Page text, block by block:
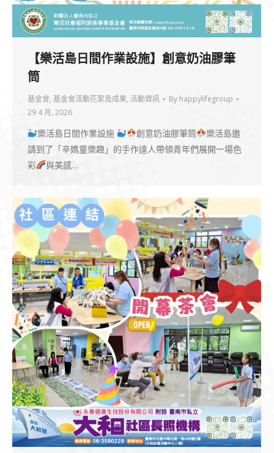
【樂活島日間作業設施】創意奶油膠筆
筒
基金會, 基金會活動花絮及成果, 活動資訊 By happylifegroup
29 4 月, 2026
樂活島日間作業設施 創意奶油膠筆筒
樂活島邀
請到了「辛媽童樂趣」的手作達人帶領青年們展開一場色
彩
與美感…